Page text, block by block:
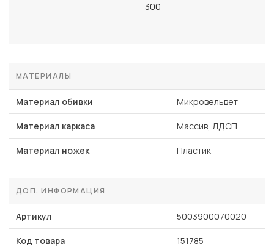
300
МАТЕРИАЛЫ
Материал обивки Микровельвет
Материал каркаса Массив, ЛДСП
Материал ножек Пластик
ДОП. ИНФОРМАЦИЯ
Артикул 5003900070020
Код товара 151785